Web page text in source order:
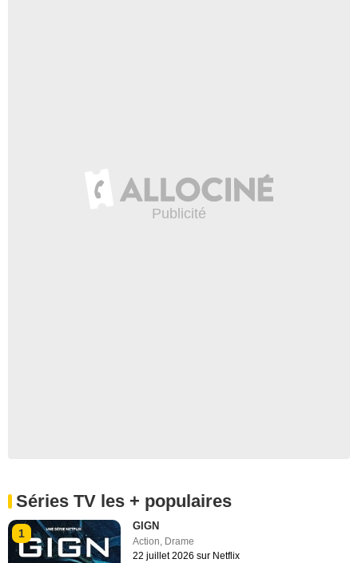
Séries TV les + populaires
1
GIGN
Action, Drame
22 juillet 2026 sur Netflix